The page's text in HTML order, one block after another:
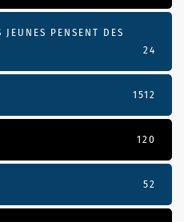
PENSENT DES
24
1512
120
52